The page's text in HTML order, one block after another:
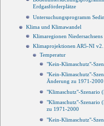
Erdgasförderplätze
Untersuchungsprogramm
Klima und Klimawandel
Klimaregionen Niedersachsens
Klimaprojektionen AR5-NI
Temperatur
"Kein-Klimaschutz"-
"Kein-Klimaschutz"-
Änderung zu 1971-2000
"Klimaschutz"-Szenario
"Klimaschutz"-Szenario
zu 1971-2000
"Kein-Klimaschutz"-